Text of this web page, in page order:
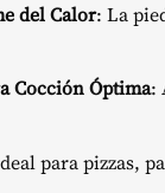
del Calor: La
Cocción Óptima:
para pizzas,